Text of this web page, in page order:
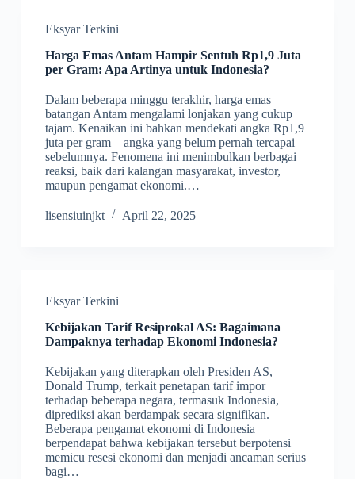
Eksyar Terkini
Harga Emas Antam Hampir Sentuh Rp1,9 Juta
per Gram: Apa Artinya untuk Indonesia?
Dalam beberapa minggu terakhir, harga emas
batangan Antam mengalami lonjakan yang cukup
tajam. Kenaikan ini bahkan mendekati angka Rp1,9
juta per gram—angka yang belum pernah tercapai
sebelumnya. Fenomena ini menimbulkan berbagai
reaksi, baik dari kalangan masyarakat, investor,
maupun pengamat ekonomi.…
lisensiuinjkt April 22, 2025
Eksyar Terkini
Kebijakan Tarif Resiprokal AS: Bagaimana
Dampaknya terhadap Ekonomi Indonesia?
Kebijakan yang diterapkan oleh Presiden AS,
Donald Trump, terkait penetapan tarif impor
terhadap beberapa negara, termasuk Indonesia,
diprediksi akan berdampak secara signifikan.
Beberapa pengamat ekonomi di Indonesia
berpendapat bahwa kebijakan tersebut berpotensi
memicu resesi ekonomi dan menjadi ancaman serius
bagi…